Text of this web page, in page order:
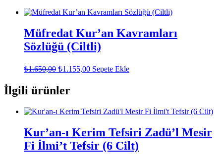
Müfredat Kur’an Kavramları
Sözlüğü (Ciltli)
₺1.650,00 Orijinal
₺1.650,00.
₺1.155,00Şu
andaki
Sepete Ekle
İlgili ürünler
Kur’an-ı Kerim Tefsiri Zadü’l Mesir
Fi İlmi’t Tefsir (6 Cilt)